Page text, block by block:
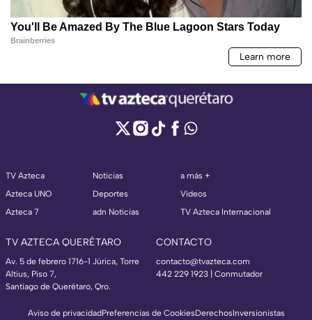
TV Azteca
Azteca UNO
Azteca 7
Noticias
Deportes
adn Noticias
a más +
Videos
TV Azteca Internacional
TV AZTECA QUERÉTARO
Av. 5 de febrero 1716-1 Júrica, Torre
Altius, Piso 7,
Santiago de Querétaro, Qro.
CONTACTO
contacto@tvazteca.com
442 229 1923 | Conmutador
Aviso de privacidadPreferencias de CookiesDerechosInversionistas